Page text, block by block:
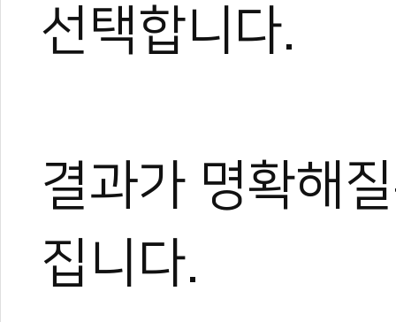
선택합니다.
결과가 명확해
집니다.